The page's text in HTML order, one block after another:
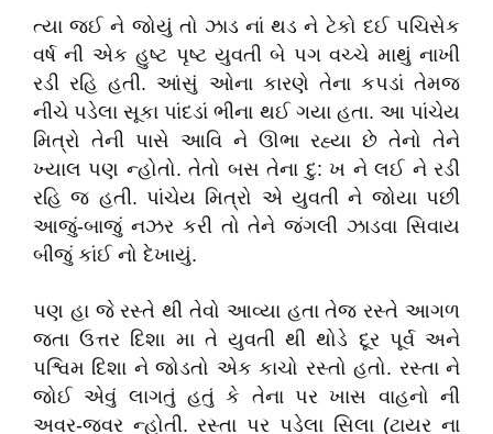
ત્યા જઈ ને જોયું તો ઝાડ નાં થડ ને ટેકો દઈ પચિસેક
વર્ષ ની એક હુષ્ટ પૃષ્ટ યુવતી બે પગ વચ્ચે માથું નાખી
રડી રહિ હતી. આંસું ઓના કારણે તેના કપડાં તેમજ
નીચે પડેલા સૂકા પાંદડાં ભીના થઈ ગયા હતા. આ પાંચેય
મિત્રો તેની પાસે આવિ ને ઊભા રહ્યા છે તેનો તેને
ખ્યાલ પણ ન્હોતો. તેતો બસ તેના દુ: ખ ને લઈ ને રડી
રહિ જ હતી. પાંચેય મિત્રો એ યુવતી ને જોયા પછી
આજું-બાજું નઝર કરી તો તેને જંગલી ઝાડવા સિવાય
બીજું કાંઈ નો દેખાયું.
પણ હા જે રસ્તે થી તેવો આવ્યા હતા તેજ રસ્તે આગળ
જતા ઉત્તર દિશા મા તે યુવતી થી થોડે દૂર પૂર્વ અને
પશ્વિમ દિશા ને જોડતો એક કાચો રસ્તો હતો. રસ્તા ને
જોઈ એવું લાગતું હતું કે તેના પર ખાસ વાહનો ની
અવર-જવર ન્હોતી. રસ્તા પર પડેલા સિલા (ટાયર ના